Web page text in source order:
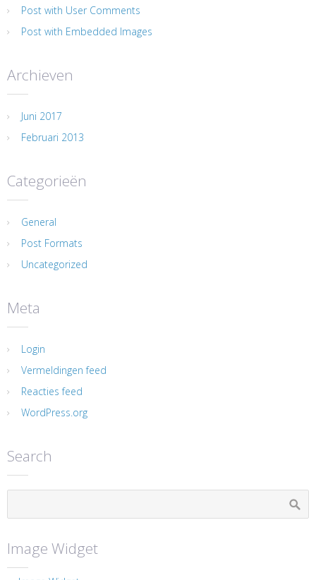
Post with User Comments
Post with Embedded Images
Archieven
Juni 2017
Februari 2013
Categorieën
General
Post Formats
Uncategorized
Meta
Login
Vermeldingen feed
Reacties feed
WordPress.org
Search
Image Widget